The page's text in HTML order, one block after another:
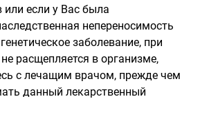
или если у Вас была
непереносимость
заболевание, при
расщепляется в организме,
с лечащим врачом, прежде чем
данный лекарственный